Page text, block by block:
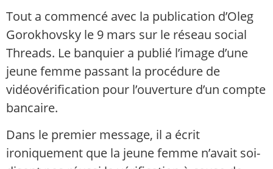
Tout a commencé avec la publication d’Oleg
Gorokhovsky le 9 mars sur le réseau social
Threads. Le banquier a publié l’image d’une
jeune femme passant la procédure de
vidéovérification pour l’ouverture d’un compte
bancaire.
Dans le premier message, il a écrit
ironiquement que la jeune femme n’avait soi-